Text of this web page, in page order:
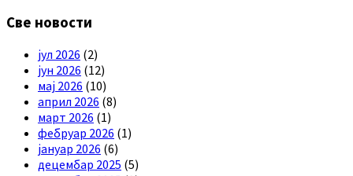
Све новости
јул 2026 (2)
јун 2026 (12)
мај 2026 (10)
април 2026 (8)
март 2026 (1)
фебруар 2026 (1)
јануар 2026 (6)
децембар 2025 (5)